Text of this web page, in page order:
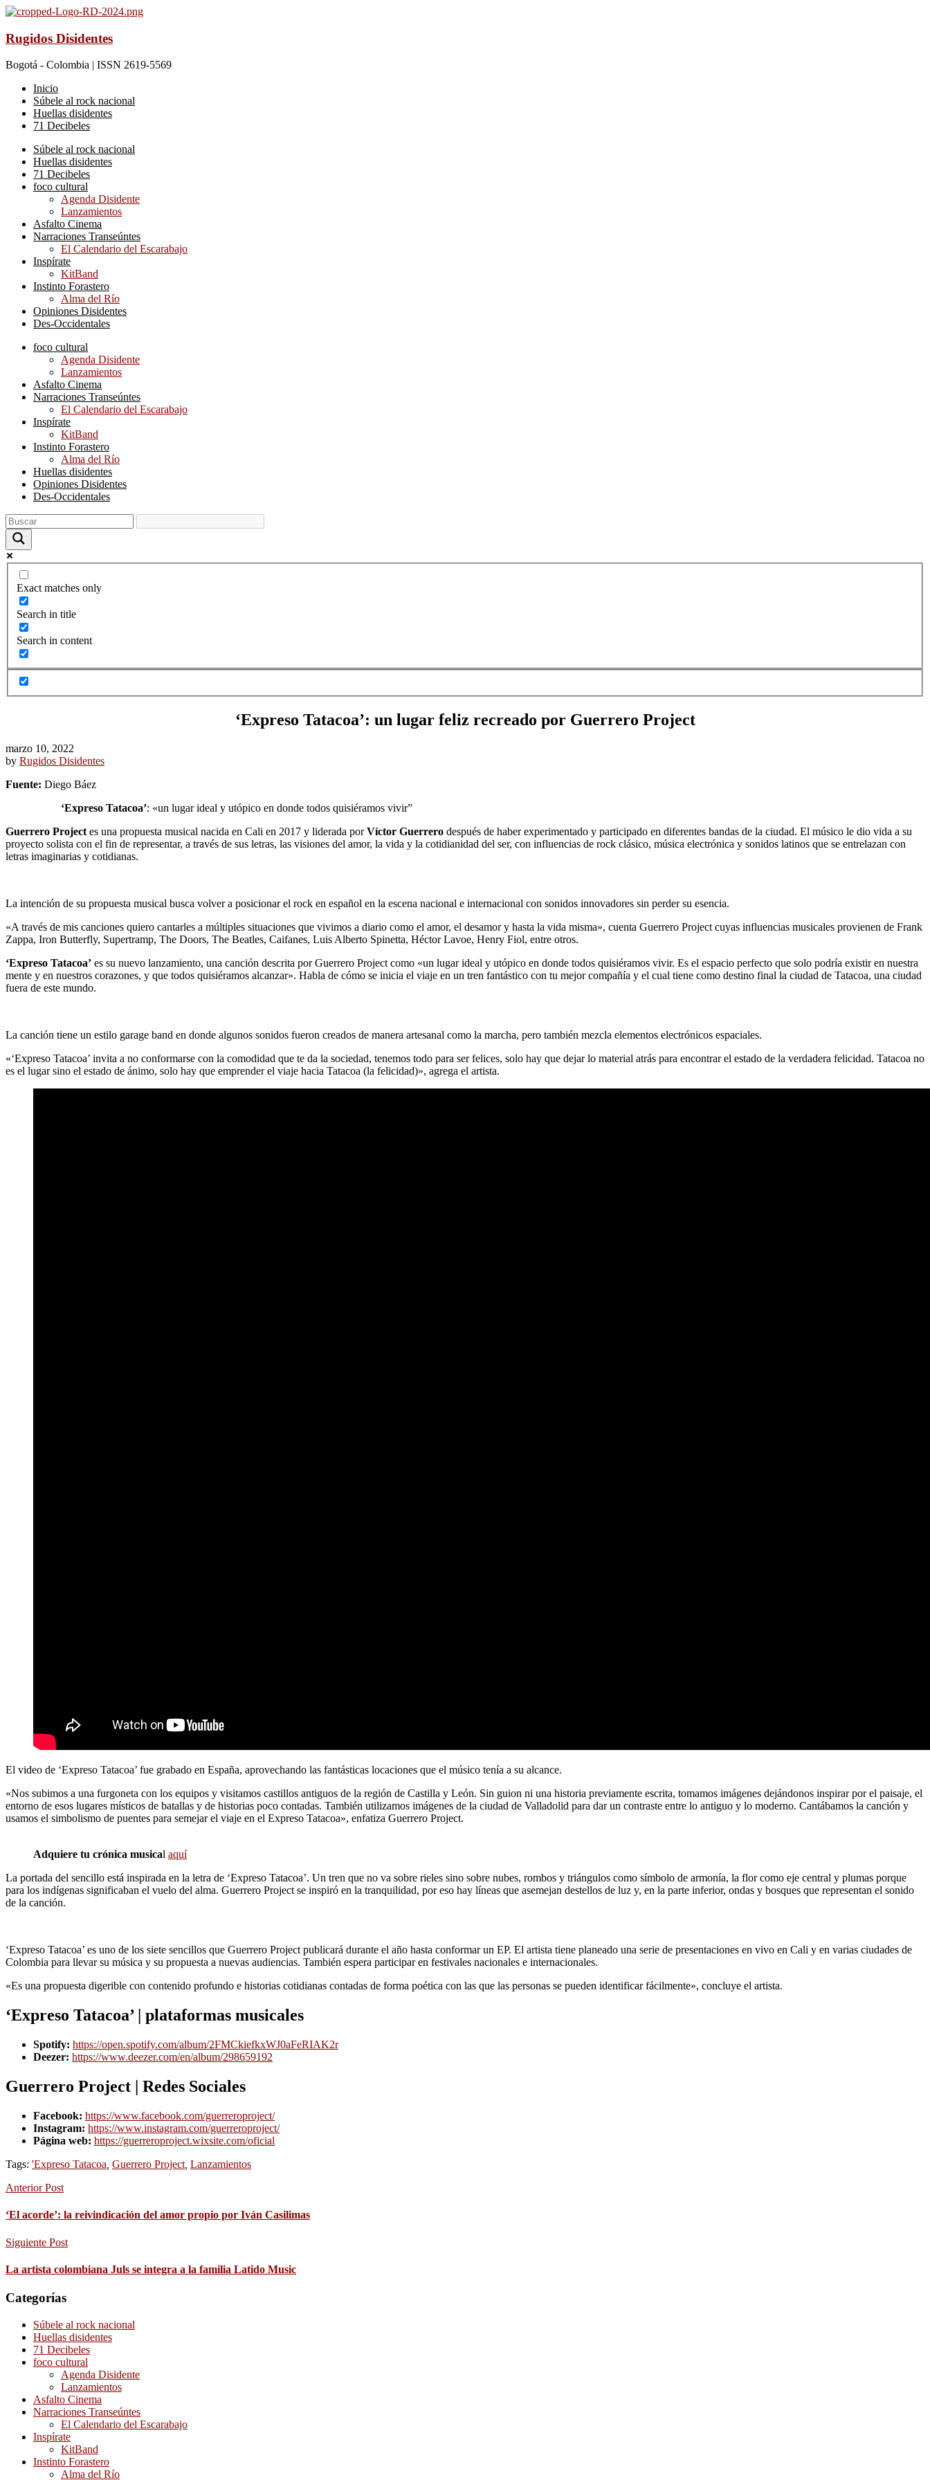
Rugidos Disidentes
Bogotá - Colombia | ISSN 2619-5569
Inicio
Súbele al rock nacional
Huellas disidentes
71 Decibeles
Súbele al rock nacional
Huellas disidentes
71 Decibeles
foco cultural
Agenda Disidente
Lanzamientos
Asfalto Cinema
Narraciones Transeúntes
El Calendario del Escarabajo
Inspírate
KitBand
Instinto Forastero
Alma del Río
Opiniones Disidentes
Des-Occidentales
foco cultural
Agenda Disidente
Lanzamientos
Asfalto Cinema
Narraciones Transeúntes
El Calendario del Escarabajo
Inspírate
KitBand
Instinto Forastero
Alma del Río
Huellas disidentes
Opiniones Disidentes
Des-Occidentales
Exact matches only
Search in title
Search in content
‘Expreso Tatacoa’: un lugar feliz recreado por Guerrero Project
marzo 10, 2022
by Rugidos Disidentes
Fuente: Diego Báez
‘Expreso Tatacoa’: «un lugar ideal y utópico en donde todos quisiéramos vivir”
Guerrero Projectes una propuesta musical nacida en Cali en 2017 y liderada porVíctor Guerrero después de haber experimentado y participado en diferentes bandas de la ciudad. El músico le dio vida a su
proyecto solista con el fin de representar, a través de sus letras, las visiones del amor, la vida y la cotidianidad del ser, con influencias de rock clásico, música electrónica y sonidos latinos que se entrelazan con
letras imaginarias y cotidianas.
La intención de su propuesta musical busca volver a posicionar el rock en español en la escena nacional e internacional con sonidos innovadores sin perder su esencia.
«A través de mis canciones quiero cantarles a múltiples situaciones que vivimos a diario como el amor, el desamor y hasta la vida misma», cuenta Guerrero Project cuyas influencias musicales provienen de Frank
Zappa, Iron Butterfly, Supertramp, The Doors, The Beatles, Caifanes, Luis Alberto Spinetta, Héctor Lavoe, Henry Fiol, entre otros.
‘Expreso Tatacoa’ es su nuevo lanzamiento, una canción descrita por Guerrero Project como «un lugar ideal y utópico en donde todos quisiéramos vivir. Es el espacio perfecto que solo podría existir en nuestra
mente y en nuestros corazones, y que todos quisiéramos alcanzar». Habla de cómo se inicia el viaje en un tren fantástico con tu mejor compañía y el cual tiene como destino final la ciudad de Tatacoa, una ciudad
fuera de este mundo.
La canción tiene un estilo garage band en donde algunos sonidos fueron creados de manera artesanal como la marcha, pero también mezcla elementos electrónicos espaciales.
«‘Expreso Tatacoa’ invita a no conformarse con la comodidad que te da la sociedad, tenemos todo para ser felices, solo hay que dejar lo material atrás para encontrar el estado de la verdadera felicidad. Tatacoa no
es el lugar sino el estado de ánimo, solo hay que emprender el viaje hacia Tatacoa (la felicidad)», agrega el artista.
El video de ‘Expreso Tatacoa’ fue grabado en España, aprovechando las fantásticas locaciones que el músico tenía a su alcance.
«Nos subimos a una furgoneta con los equipos y visitamos castillos antiguos de la región de Castilla y León. Sin guion ni una historia previamente escrita, tomamos imágenes dejándonos inspirar por el paisaje, el
entorno de esos lugares místicos de batallas y de historias poco contadas. También utilizamos imágenes de la ciudad de Valladolid para dar un contraste entre lo antiguo y lo moderno. Cantábamos la canción y
usamos el simbolismo de puentes para semejar el viaje en el Expreso Tatacoa», enfatiza Guerrero Project.
Adquiere tu crónica musical aquí
La portada del sencillo está inspirada en la letra de ‘Expreso Tatacoa’. Un tren que no va sobre rieles sino sobre nubes, rombos y triángulos como símbolo de armonía, la flor como eje central y plumas porque
para los indígenas significaban el vuelo del alma. Guerrero Project se inspiró en la tranquilidad, por eso hay líneas que asemejan destellos de luz y, en la parte inferior, ondas y bosques que representan el sonido
de la canción.
‘Expreso Tatacoa’ es uno de los siete sencillos que Guerrero Project publicará durante el año hasta conformar un EP. El artista tiene planeado una serie de presentaciones en vivo en Cali y en varias ciudades de
Colombia para llevar su música y su propuesta a nuevas audiencias. También espera participar en festivales nacionales e internacionales.
«Es una propuesta digerible con contenido profundo e historias cotidianas contadas de forma poética con las que las personas se pueden identificar fácilmente», concluye el artista.
‘Expreso Tatacoa’ | plataformas musicales
Spotify: https://open.spotify.com/album/2FMCkiefkxWJ0aFeRIAK2r
Deezer: https://www.deezer.com/en/album/298659192
Guerrero Project | Redes Sociales
Facebook: https://www.facebook.com/guerreroproject/
Instagram: https://www.instagram.com/guerreroproject/
Página web: https://guerreroproject.wixsite.com/oficial
Tags: 'Expreso Tatacoa Guerrero Project Lanzamientos
Anterior Post
‘El acorde’: la reivindicación del amor propio por Iván Casilimas
Siguiente Post
La artista colombiana Juls se integra a la familia Latido Music
Categorías
Súbele al rock nacional
Huellas disidentes
71 Decibeles
foco cultural
Agenda Disidente
Lanzamientos
Asfalto Cinema
Narraciones Transeúntes
El Calendario del Escarabajo
Inspírate
KitBand
Instinto Forastero
Alma del Río